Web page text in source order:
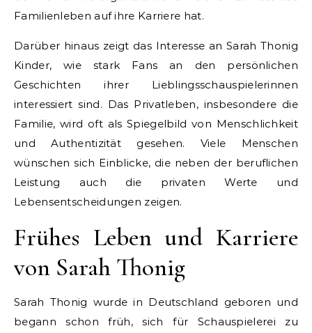
Familienleben auf ihre Karriere hat.
Darüber hinaus zeigt das Interesse an Sarah Thonig
Kinder, wie stark Fans an den persönlichen
Geschichten ihrer Lieblingsschauspielerinnen
interessiert sind. Das Privatleben, insbesondere die
Familie, wird oft als Spiegelbild von Menschlichkeit
und Authentizität gesehen. Viele Menschen
wünschen sich Einblicke, die neben der beruflichen
Leistung auch die privaten Werte und
Lebensentscheidungen zeigen.
Frühes Leben und Karriere
von Sarah Thonig
Sarah Thonig wurde in Deutschland geboren und
begann schon früh, sich für Schauspielerei zu